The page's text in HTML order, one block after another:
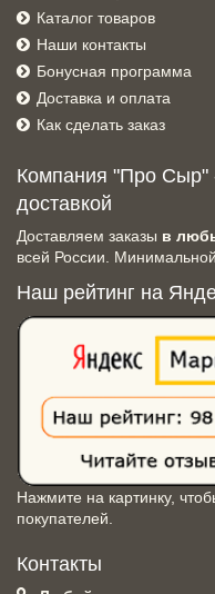
Каталог товаров
Наши контакты
Бонусная программа
Доставка и оплата
Как сделать заказ
Компания "Про Сыр"
доставкой
Доставляем заказы в
всей России.
Наш рейтинг на
Нажмите на картинку,
покупателей.
Контакты